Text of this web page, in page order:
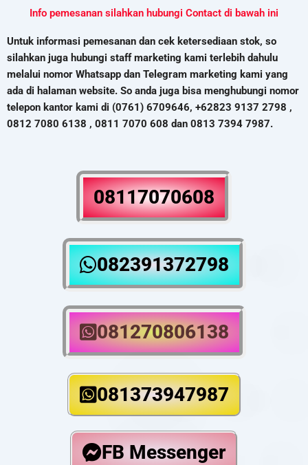
Info pemesanan silahkan hubungi Contact di bawah ini
Untuk informasi pemesanan dan cek ketersediaan stok, so
silahkan juga hubungi staff marketing kami terlebih dahulu
melalui nomor Whatsapp dan Telegram marketing kami yang
ada di halaman website. So anda juga bisa menghubungi nomor
telepon kantor kami di (0761) 6709646, +62823 9137 2798 ,
0812 7080 6138 , 0811 7070 608 dan 0813 7394 7987.
08117070608
082391372798
081270806138
081373947987
FB Messenger